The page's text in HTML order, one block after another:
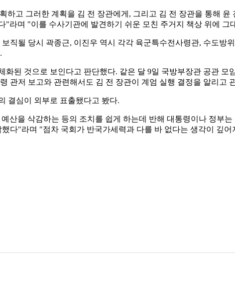
하고 그러한 계획을 김 전 장관에게, 그리고 김 전 장관을 통해
"라며 "이를 수사기관에 발견하기 쉬운 모친 주거지 책상 위에
직될 당시 곽종근, 이진우 역시 각각 육군특수전사령관, 수도
화된 것으로 보인다고 판단했다. 같은 달 9일 국방부장관 공관
관저 보고와 관련해서도 김 전 장관이 계엄 실행 결정을 알리고
결심이 외부로 표출됐다고 봤다.
산을 삭감하는 등의 조치를 쉽게 하는데 반해 대통령이나 정부
다"라며 "점차 국회가 반국가세력과 다를 바 없다는 생각이 깊